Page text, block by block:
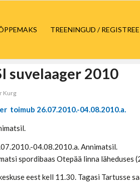
TREENINGUD /
suvelaager 2010
Kurg
toimub 26.07.2010.-04.08.2010.a.
04.08.2010.a. Annimatsil.
spordibaas Otepää linna läheduses
eest kell 11.30. Tagasi Tartusse